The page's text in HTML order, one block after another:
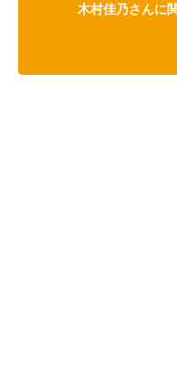
木村佳乃さんに